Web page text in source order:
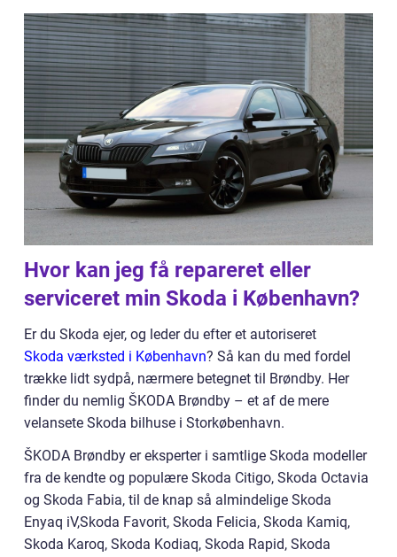
Hvor kan jeg få repareret eller
serviceret min Skoda i København?
Er du Skoda ejer, og leder du efter et autoriseret
Skoda værksted i København? Så kan du med fordel
trække lidt sydpå, nærmere betegnet til Brøndby. Her
finder du nemlig ŠKODA Brøndby – et af de mere
velansete Skoda bilhuse i Storkøbenhavn.
ŠKODA Brøndby er eksperter i samtlige Skoda modeller
fra de kendte og populære Skoda Citigo, Skoda Octavia
og Skoda Fabia, til de knap så almindelige Skoda
Enyaq iV,Skoda Favorit, Skoda Felicia, Skoda Kamiq,
Skoda Karoq, Skoda Kodiaq, Skoda Rapid, Skoda